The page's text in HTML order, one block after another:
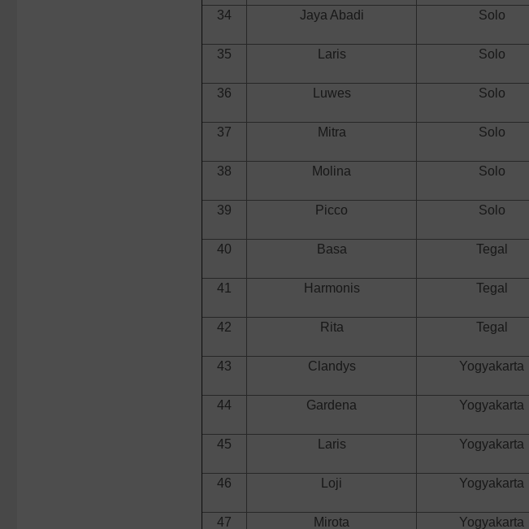
34 Jaya Abadi Solo
35 Laris Solo
36 Luwes Solo
37 Mitra Solo
38 Molina Solo
39 Picco Solo
40 Basa Tegal
41 Harmonis Tegal
42 Rita Tegal
43 Clandys Yogyakarta
44 Gardena Yogyakarta
45 Laris Yogyakarta
46 Loji Yogyakarta
47 Mirota Yogyakarta